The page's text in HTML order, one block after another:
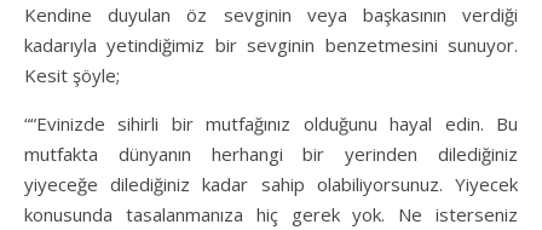
Kendine duyulan öz sevginin veya başkasının verdiği
kadarıyla yetindiğimiz bir sevginin benzetmesini sunuyor.
Kesit şöyle;
““Evinizde sihirli bir mutfağınız olduğunu hayal edin. Bu
mutfakta dünyanın herhangi bir yerinden dilediğiniz
yiyeceğe dilediğiniz kadar sahip olabiliyorsunuz. Yiyecek
konusunda tasalanmanıza hiç gerek yok. Ne isterseniz